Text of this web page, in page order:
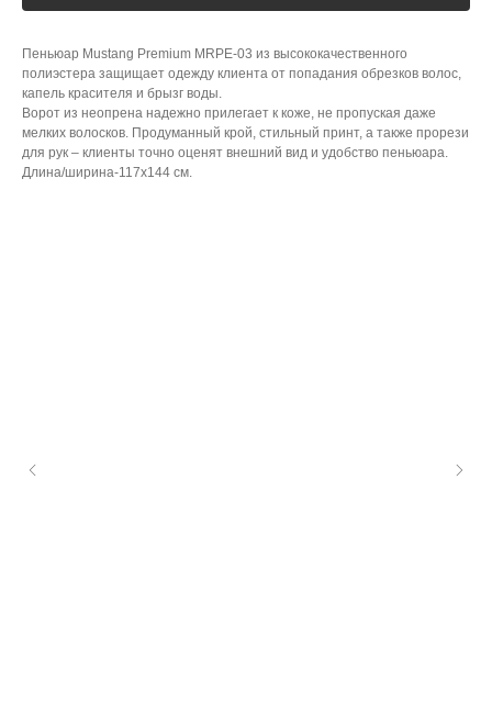
Пеньюар Mustang Premium MRPE-03 из высококачественного
полиэстера защищает одежду клиента от попадания обрезков волос,
капель красителя и брызг воды.
Ворот из неопрена надежно прилегает к коже, не пропуская даже
мелких волосков. Продуманный крой, стильный принт, а также прорези
для рук – клиенты точно оценят внешний вид и удобство пеньюара.
Длина/ширина-117х144 см.